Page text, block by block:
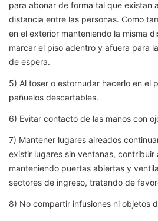
para abonar de forma tal que existan
distancia entre las personas. Como
en el exterior manteniendo la misma
marcar el piso adentro y afuera para
de espera.
5) Al toser o estornudar hacerlo en el
pañuelos descartables.
6) Evitar contacto de las manos con
7) Mantener lugares aireados
existir lugares sin ventanas, contribuir
manteniendo puertas abiertas y
sectores de ingreso, tratando de
8) No compartir infusiones ni objetos